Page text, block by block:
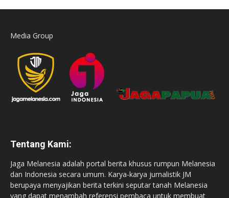
Media Group
Tentang Kami:
Jaga Melanesia adalah portal berita khusus rumpun Melanesia
dan Indonesia secara umum. Karya-karya jurnalistik JM
berupaya menyajikan berita terkini seputar tanah Melanesia
yang dapat menambah referensi pembaca untuk membuat